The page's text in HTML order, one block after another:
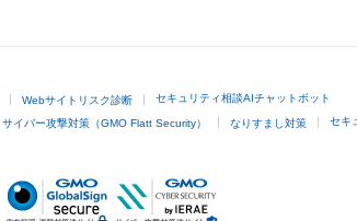
Webサイトリスク診断 セキュリティ相談AIチャットボット
サイバー攻撃対策（GMO Flatt Security） なりすまし対策 セキ